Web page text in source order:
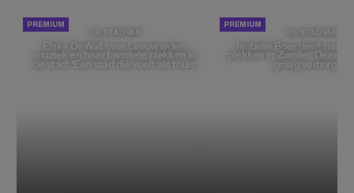
DE STAD VAN
Elske DeWall over Leeuwarden,
muziek en haar favoriete plekken in
de stad: 'Een stad die voelt als thuis'
DE STAD VAN
Isabelle Boer deelt haar
plekken in Zwolle: 'Deze
graag verborgen'